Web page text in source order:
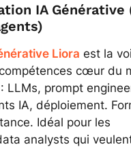
IA Générative
Liora est la
cœur du
LLMs, prompt
IA, déploiement.
Idéal pour les
analysts qui